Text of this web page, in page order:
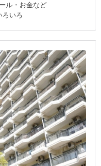
ル・お金など
ろいろ